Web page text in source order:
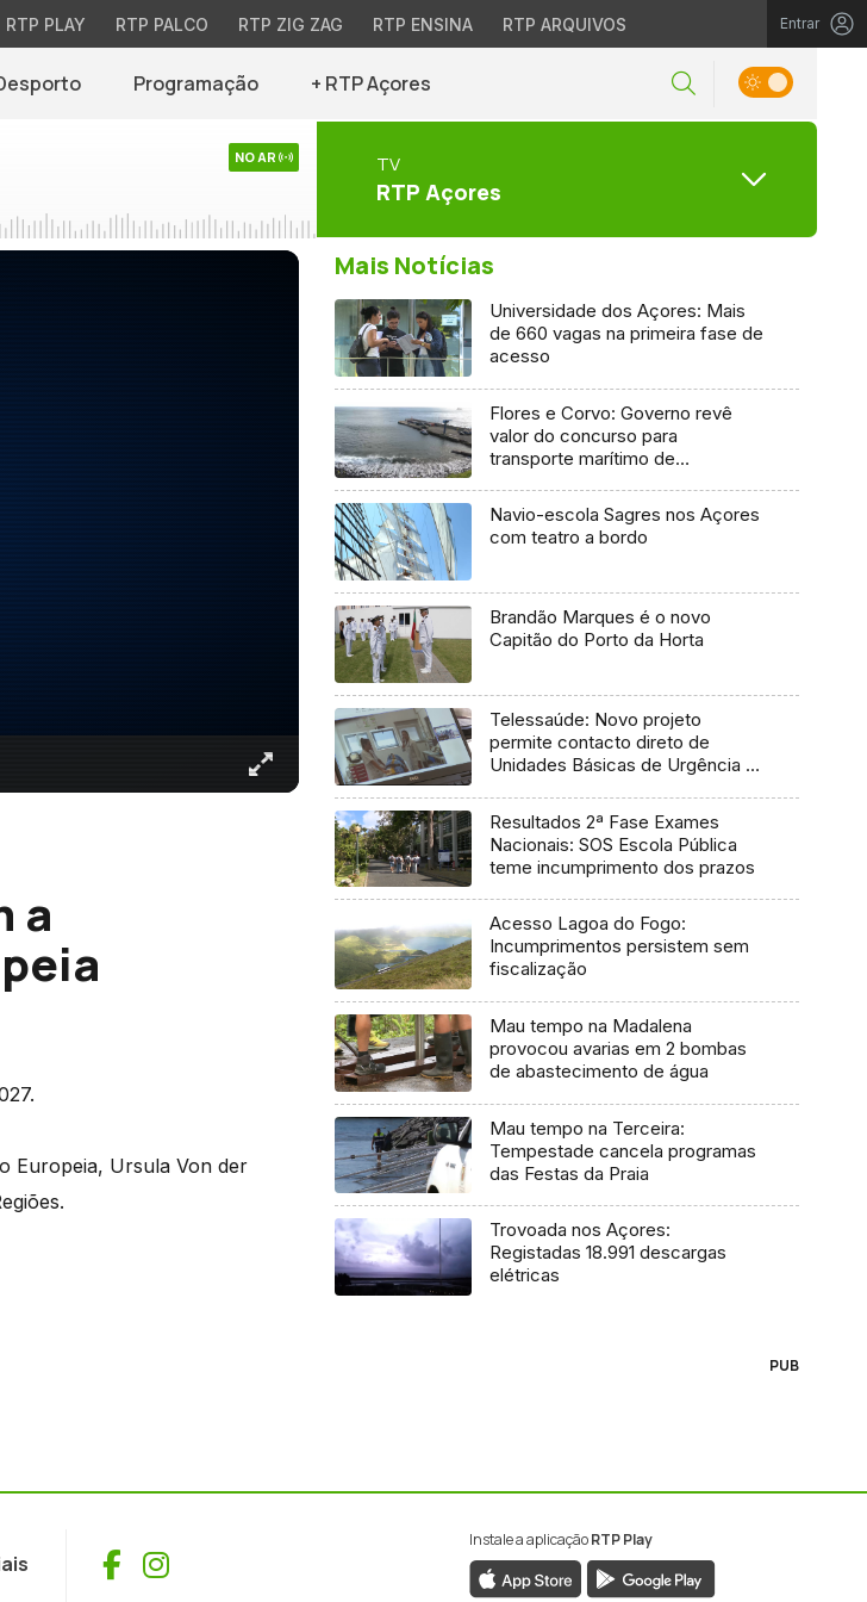
RTP PLAY RTP PALCO RTP ZIG ZAG RTP ENSINA RTP ARQUIVOS Entrar
Programação + RTP Açores
NO AR TV
RTP Açores
a
Europeia, Ursula Von der
Mais Notícias
Universidade dos Açores: Mais
de 660 vagas na primeira fase de
acesso
Flores e Corvo: Governo revê
valor do concurso para
transporte marítimo de
Navio-escola Sagres nos Açores
com teatro a bordo
Brandão Marques é o novo
Capitão do Porto da Horta
Telessaúde: Novo projeto
permite contacto direto de
Unidades Básicas de Urgência e
Resultados 2ª Fase Exames
Nacionais: SOS Escola Pública
teme incumprimento dos prazos
Acesso Lagoa do Fogo:
Incumprimentos persistem sem
fiscalização
Mau tempo na Madalena
provocou avarias em 2 bombas
de abastecimento de água
Mau tempo na Terceira:
Tempestade cancela programas
das Festas da Praia
Trovoada nos Açores:
Registadas 18.991 descargas
elétricas
PUB
Facebook
Instagram
Instale a aplicaçãoRTP Play